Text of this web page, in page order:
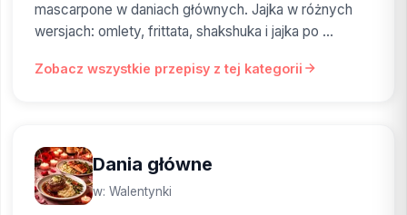
mascarpone w daniach głównych. Jajka w różnych
wersjach: omlety, frittata, shakshuka i jajka po ...
Zobacz wszystkie przepisy z tej kategorii
Dania główne
w: Walentynki